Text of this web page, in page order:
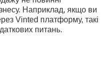
Наприклад, якщо ви
Vinted платформу, такі
питань.